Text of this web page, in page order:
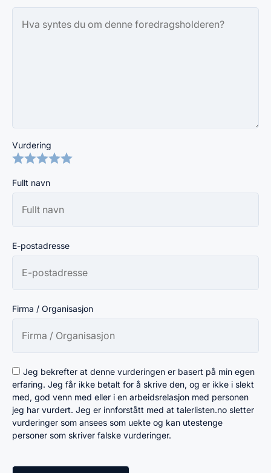
Vurdering
Fullt navn
E-postadresse
Firma / Organisasjon
Jeg bekrefter at denne vurderingen er basert på min egen
erfaring. Jeg får ikke betalt for å skrive den, og er ikke i slekt
med, god venn med eller i en arbeidsrelasjon med personen
jeg har vurdert. Jeg er innforstått med at talerlisten.no sletter
vurderinger som ansees som uekte og kan utestenge
personer som skriver falske vurderinger.